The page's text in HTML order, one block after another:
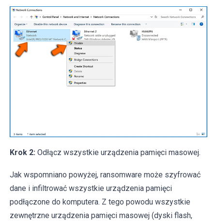
Krok 2: Odłącz wszystkie urządzenia pamięci masowej.
Jak wspomniano powyżej, ransomware może szyfrować
dane i infiltrować wszystkie urządzenia pamięci
podłączone do komputera. Z tego powodu wszystkie
zewnętrzne urządzenia pamięci masowej (dyski flash,